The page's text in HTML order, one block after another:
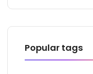
Popular tags